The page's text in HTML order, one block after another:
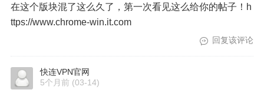
在这个版块混了这么久了，第一次看见这么给你的帖子！h
ttps://www.chrome-win.it.com
回复该评论
快连VPN官网
5个月前 (03-14)